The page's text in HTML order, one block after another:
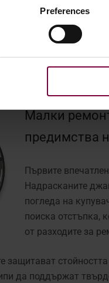
Preferences
ремонт на
в съответствие със
от трети страни.
Малки
предимства
Първите
Надрасканите
погледа на
поиска отстъпка,
от разходите за
защитават
да поддържат